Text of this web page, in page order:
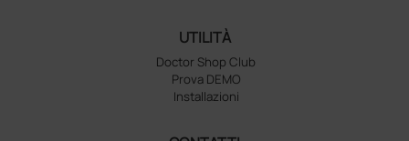
UTILITÀ
Doctor Shop Club
Prova DEMO
Installazioni